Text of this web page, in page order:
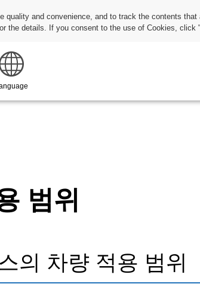
quality and convenience, and to track the contents
the details. If you consent to the use of Cookies, click
범위
의 차량 적용 범위